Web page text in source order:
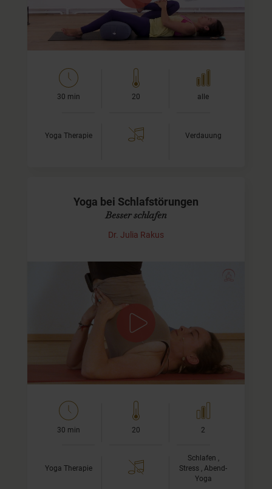
Schmerzen…
30 min 20 alle
Yoga Therapie Verdauung
Yoga bei Schlafstörungen
Besser schlafen
Dr. Julia Rakus
Übungen und Tipps für Deine Ruhephase
Viele Menschen leiden unter Schlafstörungen. Dazu
zählen Einschlaf-, aber auch Durchschlafstörungen.
Dieses spezielle Yogavideo bei Schlafstörungen zeigt Dir…
30 min 20 2
Yoga Therapie
Schlafen ,
Stress , Abend-
Yoga